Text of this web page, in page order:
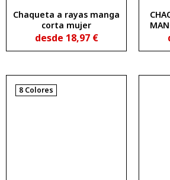
Chaqueta a rayas manga
corta mujer
desde 18,97 €
8 Colores